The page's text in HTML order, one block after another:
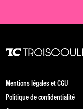
Mentions légales et CGU
Politique de confidentialité